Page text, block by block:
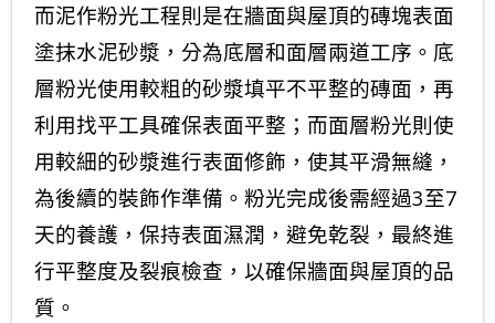
而泥作粉光工程則是在牆面與屋頂的磚塊表面
塗抹水泥砂漿，分為底層和面層兩道工序。底
層粉光使用較粗的砂漿填平不平整的磚面，再
利用找平工具確保表面平整；而面層粉光則使
用較細的砂漿進行表面修飾，使其平滑無縫，
為後續的裝飾作準備。粉光完成後需經過3至7
天的養護，保持表面濕潤，避免乾裂，最終進
行平整度及裂痕檢查，以確保牆面與屋頂的品
質。